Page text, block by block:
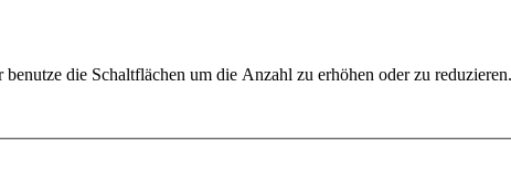
die Schaltflächen um die Anzahl zu erhöhen oder zu reduzieren.